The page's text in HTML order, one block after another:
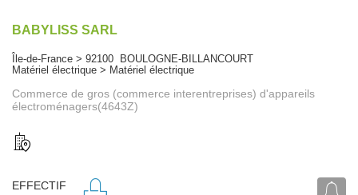
BABYLISS SARL
Île-de-France > 92100 BOULOGNE-BILLANCOURT
Matériel électrique > Matériel électrique
Commerce de gros (commerce interentreprises) d'appareils
électroménagers(4643Z)
EFFECTIF